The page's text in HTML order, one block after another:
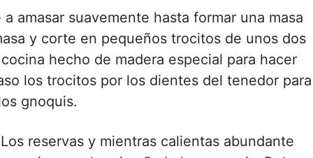
amasar suavemente hasta formar una masa
y corte en pequeños trocitos de unos dos
hecho de madera especial para hacer
los trocitos por los dientes del tenedor para
gnoquis.
reservas y mientras calientas abundante